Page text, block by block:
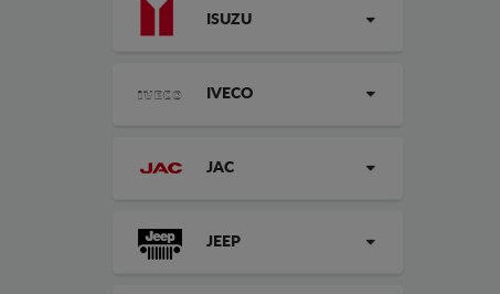
ISUZU
IVECO
JAC
JEEP